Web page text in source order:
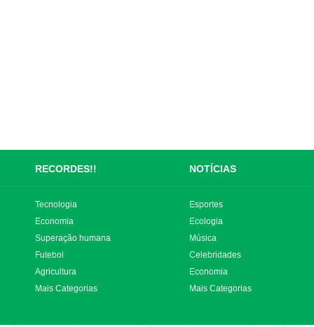
RECORDES!! NOTÍCIAS
Tecnologia
Economia
Superação humana
Futebol
Agricultura
Mais Categorias
Esportes
Ecologia
Música
Celebridades
Economia
Mais Categorias